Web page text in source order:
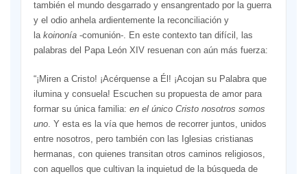
también el mundo desgarrado y ensangrentado por la guerra
y el odio anhela ardientemente la reconciliación y
la koinonía-comunión-. En este contexto tan difícil, las
palabras del Papa León XIV resuenan con aún más fuerza:
“¡Miren a Cristo! ¡Acérquense a Él! ¡Acojan su Palabra que
ilumina y consuela! Escuchen su propuesta de amor para
formar su única familia: en el único Cristo nosotros somos
uno. Y esta es la vía que hemos de recorrer juntos, unidos
entre nosotros, pero también con las Iglesias cristianas
hermanas, con quienes transitan otros caminos religiosos,
con aquellos que cultivan la inquietud de la búsqueda de